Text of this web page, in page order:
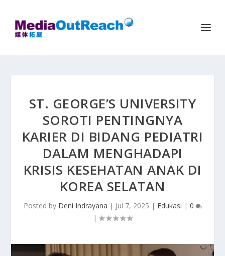
ST. GEORGE’S UNIVERSITY
SOROTI PENTINGNYA
KARIER DI BIDANG PEDIATRI
DALAM MENGHADAPI
KRISIS KESEHATAN ANAK DI
KOREA SELATAN
Posted by Deni Indrayana | Jul 7, 2025 | Edukasi | 0
|